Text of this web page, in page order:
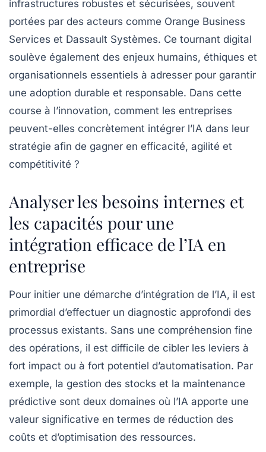
infrastructures robustes et sécurisées, souvent
portées par des acteurs comme Orange Business
Services et Dassault Systèmes. Ce tournant digital
soulève également des enjeux humains, éthiques et
organisationnels essentiels à adresser pour garantir
une adoption durable et responsable. Dans cette
course à l’innovation, comment les entreprises
peuvent-elles concrètement intégrer l’IA dans leur
stratégie afin de gagner en efficacité, agilité et
compétitivité ?
Analyser les besoins internes et
les capacités pour une
intégration efficace de l’IA en
entreprise
Pour initier une démarche d’intégration de l’IA, il est
primordial d’effectuer un diagnostic approfondi des
processus existants. Sans une compréhension fine
des opérations, il est difficile de cibler les leviers à
fort impact ou à fort potentiel d’automatisation. Par
exemple, la gestion des stocks et la maintenance
prédictive sont deux domaines où l’IA apporte une
valeur significative en termes de réduction des
coûts et d’optimisation des ressources.